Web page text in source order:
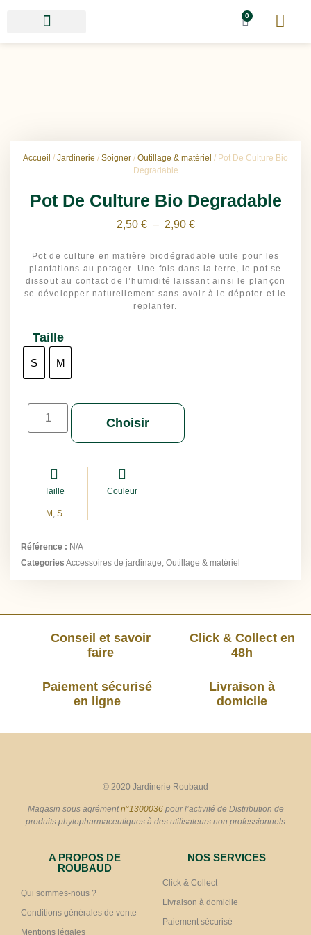
0
Accueil / Jardinerie / Soigner / Outillage & matériel / Pot De Culture Bio
Degradable
Pot De Culture Bio Degradable
2,50 € – 2,90 €
Pot de culture en matière biodégradable utile pour les
plantations au potager. Une fois dans la terre, le pot se
dissout au contact de l’humidité laissant ainsi le plançon
se développer naturellement sans avoir à le dépoter et le
replanter.
Taille
S M
Choisir
Taille
M S
Couleur
Référence : N/A
Categories Accessoires de jardinage Outillage & matériel
Conseil et savoir
faire
Click & Collect en
48h
Paiement sécurisé
en ligne
Livraison à
domicile
© 2020 Jardinerie Roubaud
Magasin sous agrémentn°1300036pour l’activité de Distribution de
produits phytopharmaceutiques à des utilisateurs non professionnels
A PROPOS DE
ROUBAUD
Qui sommes-nous ?
Conditions générales de vente
Mentions légales
NOS SERVICES
Click & Collect
Livraison à domicile
Paiement sécurisé